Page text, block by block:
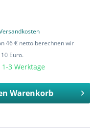
46 € netto berechnen wir
Euro.
3 Werktage
Warenkorb